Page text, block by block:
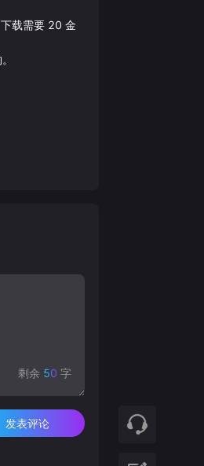
载需要 20 金
剩余 50 字
发表评论